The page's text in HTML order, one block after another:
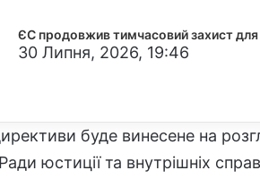
ЄС продовжив тимчасовий захист для
30 Липня, 2026, 19:46
буде винесене на
юстиції та внутрішніх